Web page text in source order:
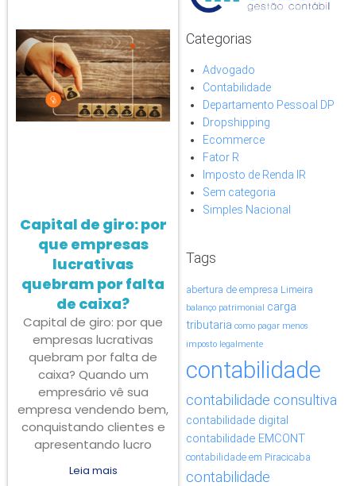
Capital de giro: por
que empresas
lucrativas
quebram por falta
de caixa?
Capital de giro: por que
empresas lucrativas
quebram por falta de
caixa? Quando um
empresário vê sua
empresa vendendo bem,
conquistando clientes e
apresentando lucro
Leia mais
Categorias
Advogado
Contabilidade
Departamento Pessoal DP
Dropshipping
Ecommerce
Fator R
Imposto de Renda IR
Sem categoria
Simples Nacional
Tags
abertura de empresa Limeira
balanço patrimonial carga
tributaria como pagar menos
imposto legalmente
contabilidade
contabilidade consultiva
contabilidade digital
contabilidade EMCONT
contabilidade em Piracicaba
contabilidade